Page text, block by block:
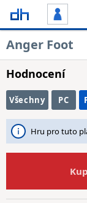
Anger Foot
Hodnocení
Všechny PC
Hru pro tuto